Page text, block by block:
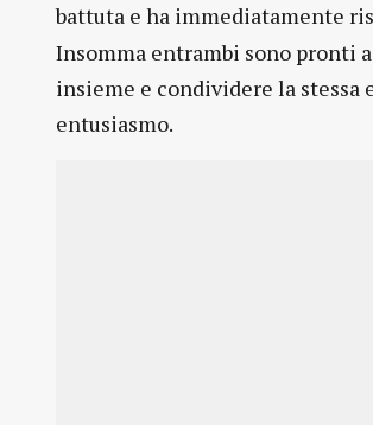
battuta e ha immediatamente
Insomma entrambi sono pronti
insieme e condividere la
entusiasmo.